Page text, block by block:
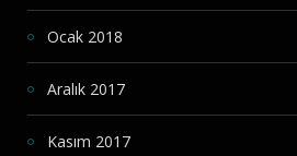
Ocak 2018
Aralık 2017
Kasım 2017